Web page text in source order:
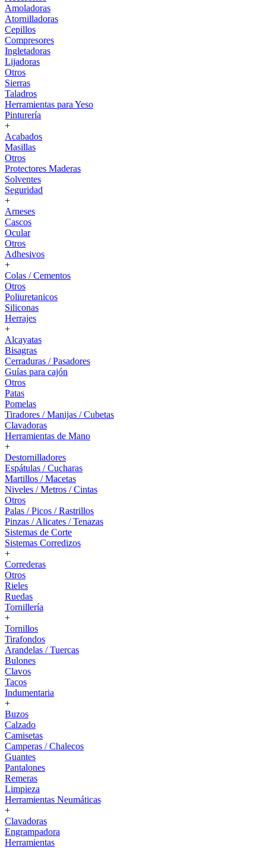
Amoladoras
Atornilladoras
Cepillos
Compresores
Ingletadoras
Lijadoras
Otros
Sierras
Taladros
Herramientas para Yeso
Pinturería
+
Acabados
Masillas
Otros
Protectores Maderas
Solventes
Seguridad
+
Arneses
Cascos
Ocular
Otros
Adhesivos
+
Colas / Cementos
Otros
Poliuretanicos
Siliconas
Herrajes
+
Alcayatas
Bisagras
Cerraduras / Pasadores
Guías para cajón
Otros
Patas
Pomelas
Tiradores / Manijas / Cubetas
Clavadoras
Herramientas de Mano
+
Destornilladores
Espátulas / Cucharas
Martillos / Macetas
Niveles / Metros / Cintas
Otros
Palas / Picos / Rastrillos
Pinzas / Alicates / Tenazas
Sistemas de Corte
Sistemas Corredizos
+
Correderas
Otros
Rieles
Ruedas
Tornillería
+
Tornillos
Tirafondos
Arandelas / Tuercas
Bulones
Clavos
Tacos
Indumentaria
+
Buzos
Calzado
Camisetas
Camperas / Chalecos
Guantes
Pantalones
Remeras
Limpieza
Herramientas Neumáticas
+
Clavadoras
Engrampadora
Herramientas